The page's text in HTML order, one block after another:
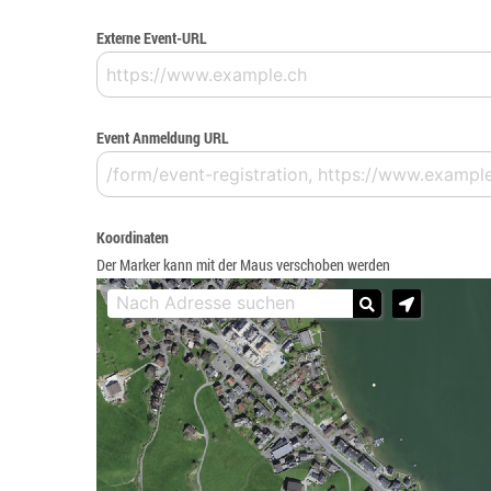
Externe Event-URL
Event Anmeldung URL
Koordinaten
Der Marker kann mit der Maus verschoben werden